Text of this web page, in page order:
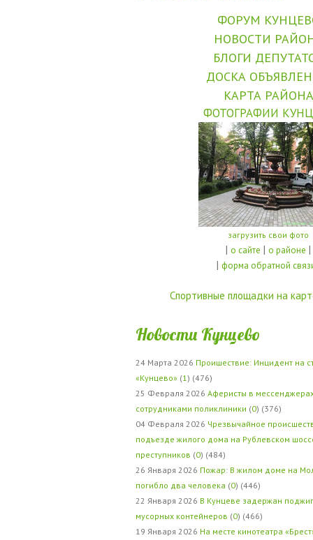
ФОРУМ
НОВОСТИ
БЛОГИ
ДОСКА
КАРТА РАЙОНА
ФОТОГРАФИИ
загрузить свои фото
| о сайте | о районе |
| форма обратной
Спортивные площадки на
Новости Кунцево
24 Марта 2026 Проишествие: Инцидент на
«Кунцево» (1 ) (476)
25 Февраля 2026 Аферисты в
сотрудниками поликлиники (0) (376)
04 Февраля 2026 Чрезвычайное
подъезде жилого дома на Рублевском
преступников (0) (484)
26 Января 2026 Пожар: В жилом доме на
погибло два человека (0) (446)
22 Января 2026 В Кунцеве задержан
мусорных контейнеров (0) (466)
19 Января 2026 На месте кинотеатра